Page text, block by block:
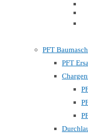
PFT
PFT